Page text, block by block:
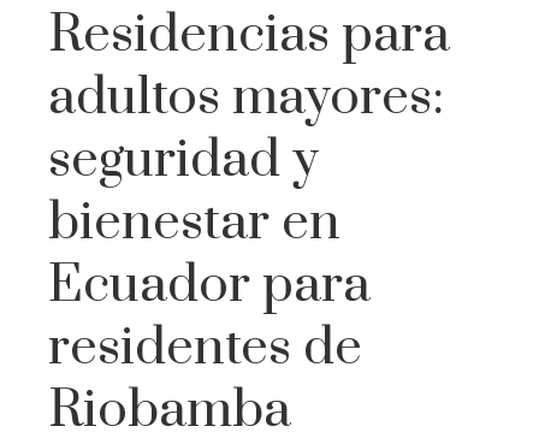
Residencias para
adultos mayores:
seguridad y
bienestar en
Ecuador para
residentes de
Riobamba